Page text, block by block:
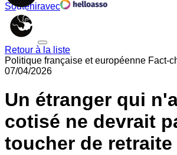
Souteniravec
Retour à la liste
Politique française et européenne Fact-
07/04/2026
Un étranger qui
cotisé ne devrait
toucher de retraite